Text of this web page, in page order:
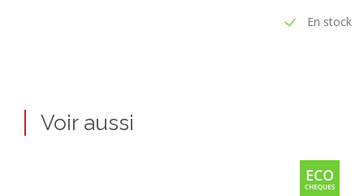
En stock
Voir aussi